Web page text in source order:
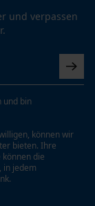
und verpassen
und bin
können wir
bieten. Ihre
die
in jedem